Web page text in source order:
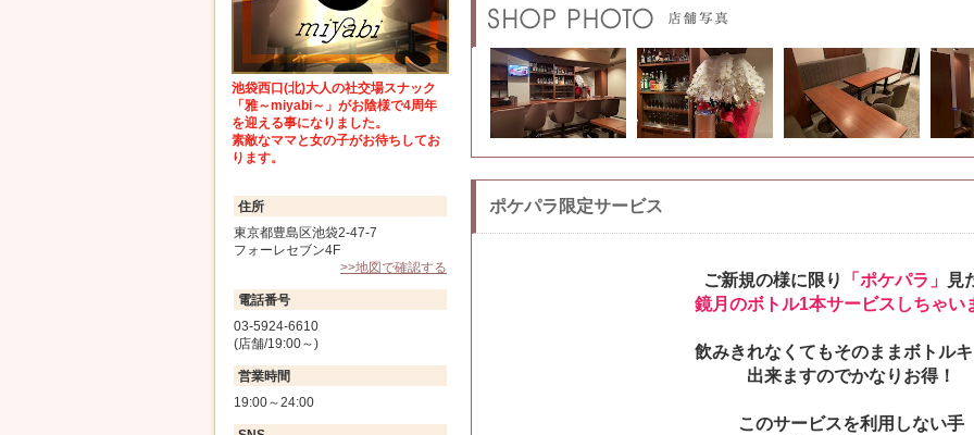
ポケパラ限定サービス
ご新規の様に限り 「ポケパラ」
見
鏡月のボトル1本サービスしちゃい
飲みきれなくてもそのままボトル
出来ますのでかなりお得！
このサービスを利用しない手
池袋西口(北)大人の社交場スナック
「雅～miyabi～」がお陰様で4周年
を迎える事になりました。
素敵なママと女の子がお待ちしてお
ります。
住所
東京都豊島区池袋2-47-7
フォーレセブン4F
>>地図で確認する
電話番号
03-5924-6610
(店舗/19:00～)
営業時間
19:00～24:00